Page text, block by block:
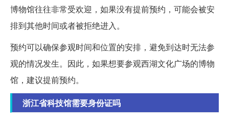
博物馆往往非常受欢迎，如果没有提前预约，可能会被安
排到其他时间或者被拒绝进入。
预约可以确保参观时间和位置的安排，避免到达时无法参
观的情况发生。因此，如果想要参观西湖文化广场的博物
馆，建议提前预约。
浙江省科技馆需要身份证吗